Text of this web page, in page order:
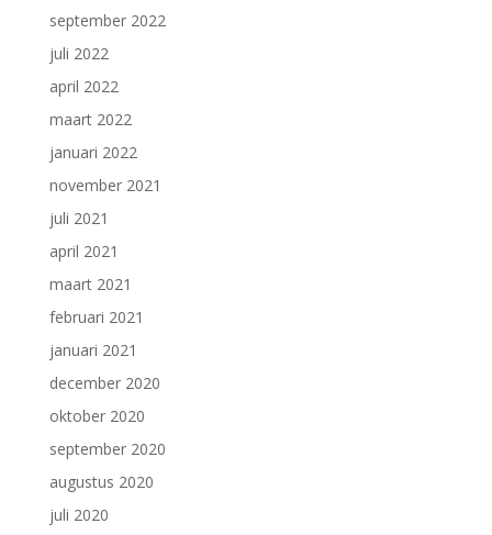
september 2022
juli 2022
april 2022
maart 2022
januari 2022
november 2021
juli 2021
april 2021
maart 2021
februari 2021
januari 2021
december 2020
oktober 2020
september 2020
augustus 2020
juli 2020